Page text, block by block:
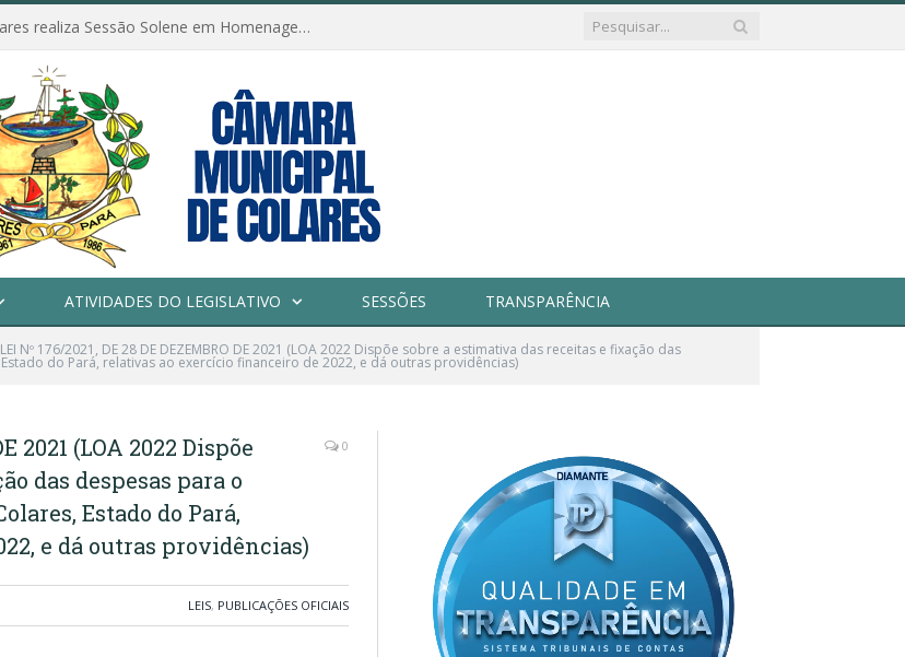
Câmara Municipal de Colares realiza Sessão Solene em Homenagem ao Dia das Mães
ATIVIDADES DO LEGISLATIVO SESSÕES TRANSPARÊNCIA
LEI Nº 176/2021, DE 28 DE DEZEMBRO DE 2021 (LOA 2022 Dispõe sobre a estimativa das receitas e fixação das
do Pará, relativas ao exercício financeiro de 2022, e dá outras providências)
2021 (LOA 2022 Dispõe
das despesas para o
Estado do Pará,
e dá outras providências)
0
LEIS, PUBLICAÇÕES OFICIAIS